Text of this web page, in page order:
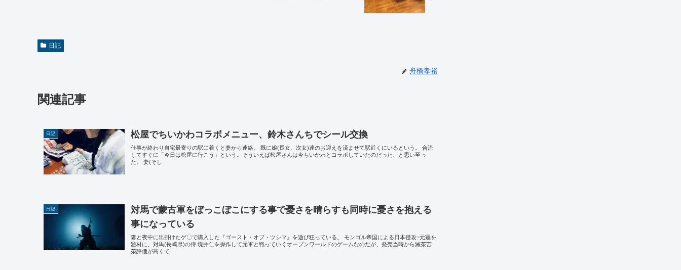
日記
舟橋孝裕
関連記事
日記 松屋でちいかわコラボメニュー、鈴木さんちでシール交換
仕事が終わり自宅最寄りの駅に着くと妻から連絡。 既に娘(長女、次女)達のお迎えを済ませて駅近くにいるという。 合流
してすぐに「今日は松屋に行こう」という。そういえば松屋さんは今ちいかわとコラボしていたのだった、と思い至っ
た。 妻(そし
日記
対馬で蒙古軍をぼっこぼこにする事で憂さを晴らすも同時に憂さを抱える
事になっている
妻と夜中に出掛けたゲ〇で購入した『ゴースト・オブ・ツシマ』を遊び狂っている。 モンゴル帝国による日本侵攻=元寇を
題材に、対馬(長崎県)の侍 境井仁を操作して元軍と戦っていくオープンワールドのゲームなのだが、発売当時から滅茶苦
茶評価が高くて